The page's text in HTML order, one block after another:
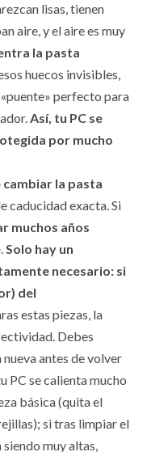
lisas, tienen
aire, y el aire es muy
la pasta
huecos invisibles,
perfecto para
Así, tu PC se
por mucho
cambiar la pasta
caducidad exacta. Si
muchos años
.Solo hay un
necesario: si
del
estas piezas, la
Debes
antes de volver
PC se calienta mucho
básica (quita el
si tras limpiar el
muy altas,